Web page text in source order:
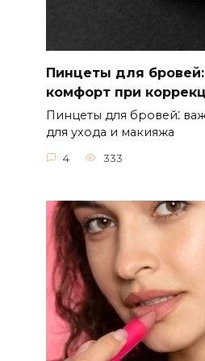
Пинцеты для бровей:
комфорт при
Пинцеты для бровей⁚
для ухода и макияжа
4 333